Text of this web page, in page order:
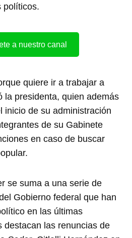
políticos.
a nuestro canal
quiere ir a trabajar a
la presidenta, quien además
inicio de su administración
de su Gabinete
en caso de buscar
se suma a una serie de
Gobierno federal que han
en las últimas
destacan las renuncias de